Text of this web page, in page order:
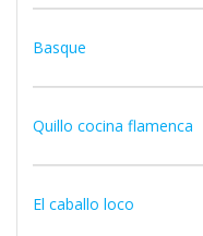
Basque
Quillo cocina flamenca
El caballo loco